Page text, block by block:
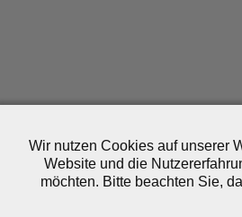
Wir nutzen Cookies auf unserer
Website und die
möchten. Bitte beachten Sie,